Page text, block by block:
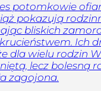
potomkowie
pokazują
bliskich
Ich
dla wielu rodzin
lecz bolesną
zagojona.